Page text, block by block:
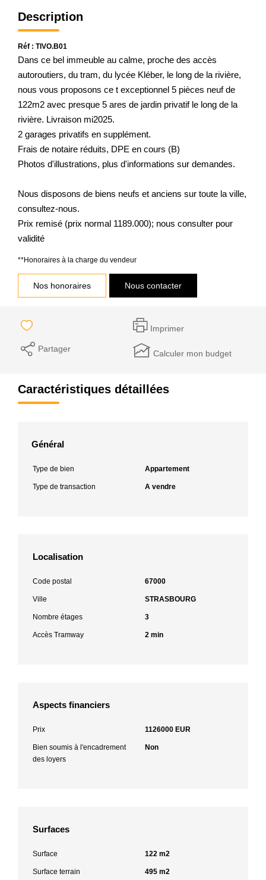
Description
Réf : TIVO.B01
Dans ce bel immeuble au calme, proche des accès
autoroutiers, du tram, du lycée Kléber, le long de la rivière,
nous vous proposons ce t exceptionnel 5 pièces neuf de
122m2 avec presque 5 ares de jardin privatif le long de la
rivière. Livraison mi2025.
2 garages privatifs en supplément.
Frais de notaire réduits, DPE en cours (B)
Photos d'illustrations, plus d'informations sur demandes.
Nous disposons de biens neufs et anciens sur toute la ville,
consultez-nous.
Prix remisé (prix normal 1189.000); nous consulter pour
validité
**Honoraires à la charge du vendeur
Nos honoraires Nous contacter
Imprimer
Partager Calculer mon budget
Caractéristiques détaillées
Général
Type de bien Appartement
Type de transaction A vendre
Localisation
Code postal 67000
Ville STRASBOURG
Nombre étages 3
Accès Tramway 2 min
Aspects financiers
Prix 1126000 EUR
Bien soumis à l'encadrement
des loyers
Non
Surfaces
Surface 122 m2
Surface terrain 495 m2